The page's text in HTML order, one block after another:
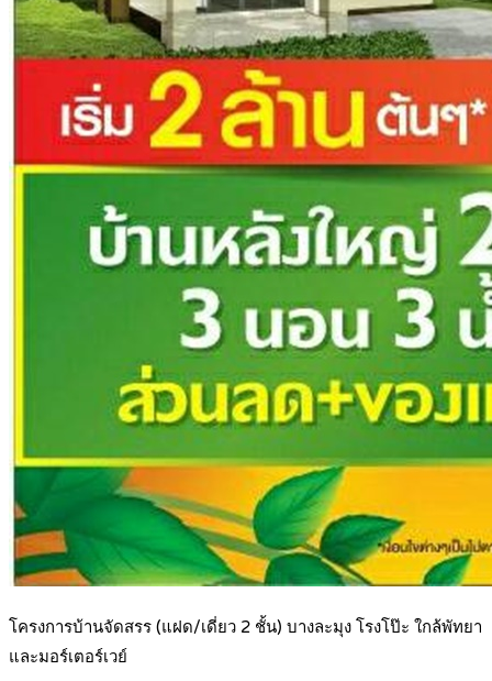
โครงการบ้านจัดสรร (แฝด/เดี่ยว 2 ชั้น) บางละมุง โรงโป๊ะ ใกล้พัทยา
และมอร์เตอร์เวย์